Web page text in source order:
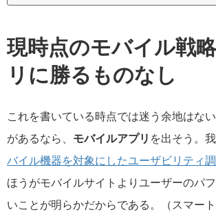
現時点のモバイル戦
リに勝るものなし
これを書いている時点では迷う余地はな
があるなら、 モバイルアプリ を出そう。
バイル機器を対象にしたユーザビリティ
ほうがモバイルサイトよりユーザーのパ
いことが明らかだからである。（スマー